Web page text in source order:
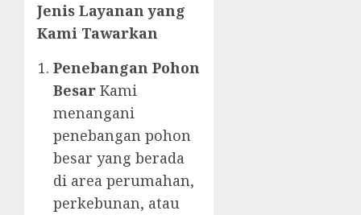
Jenis Layanan yang
Kami Tawarkan
Penebangan Pohon
Besar Kami
menangani
penebangan pohon
besar yang berada
di area perumahan,
perkebunan, atau